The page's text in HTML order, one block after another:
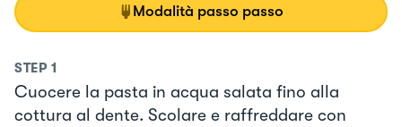
Modalità passo passo
STEP 1
Cuocere la pasta in acqua salata fino alla
cottura al dente. Scolare e raffreddare con